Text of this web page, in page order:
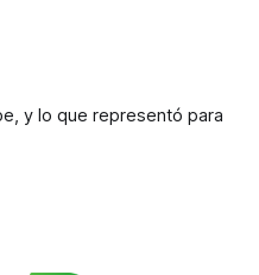
y lo que representó para